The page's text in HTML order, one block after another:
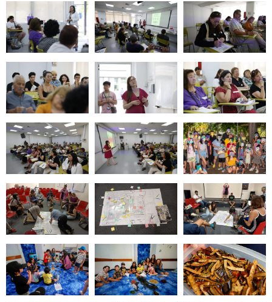
Zoom Zoom
Zoom Zoom
Zoom Zoom Zoom
Zoom Zoom Zoom
Zoom Zoom